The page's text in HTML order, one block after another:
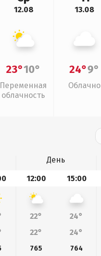
12.08
23°10°
Переменная
облачность
13.08
24°9°
Облачно
День
12:00 15:00
22° 24°
22° 24°
765 764